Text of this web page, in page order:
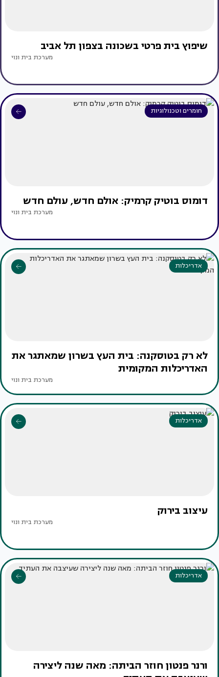
שיפוץ בית פרטי בשכונה בצפון תל אביב
מערכת בית ונוי
חומרים וטכנולוגיות
דומוס בוטיק קרמיק: אולם חדש, עולם חדש
מערכת בית ונוי
אדריכלות
לא רק בטוסקנה: בית העץ בשרון שמאתגר את
האדריכלות המקומית
מערכת בית ונוי
אדריכלות
עיצוב בירוק
מערכת בית ונוי
אדריכלות
ורנר פנטון חוזר הביתה: מאה שנה ליצירה